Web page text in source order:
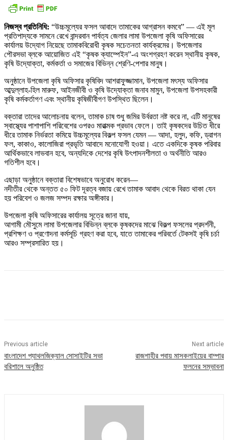
নিজস্ব প্রতিনিধি: “উচ্চমূল্যের ফসল আবাদে তামাকের আগ্রাসন কমবে” — এই মূল
প্রতিপাদ্যকে সামনে রেখে বান্দরবান পার্বত্য জেলার লামা উপজেলা কৃষি অফিসারের
কার্যালয় উদ্যোগ নিয়েছে তামাকবিরোধী কৃষক সচেতনতা কার্যক্রমের। উপজেলার
পৌরসভা ব্লকে আয়োজিত এই “কৃষক ক্যাম্পেইন”-এ অংশগ্রহণ করেন স্থানীয় কৃষক,
কৃষি উদ্যোক্তা, কর্মকর্তা ও সমাজের বিভিন্ন শ্রেণি-পেশার মানুষ।
অনুষ্ঠানে উপজেলা কৃষি অফিসার কৃষিবিদ আশরাফুজ্জামান, উপজেলা মৎস্য অফিসার
আব্দুল্লাহ-হিল মারুফ, আইনজীবী ও কৃষি উদ্যোক্তা জনাব মামুন, উপজেলা উপসহকারী
কৃষি কর্মকর্তাগণ এবং স্থানীয় কৃষিজীবীগণ উপস্থিত ছিলেন।
বক্তারা তাদের আলোচনায় বলেন, তামাক চাষ শুধু জমির উর্বরতা নষ্ট করে না, এটি মানুষের
স্বাস্থ্যের পাশাপাশি পরিবেশের ওপরও মারাত্মক প্রভাব ফেলে। তাই কৃষকদের উচিত ধীরে
ধীরে তামাক নির্ভরতা কমিয়ে উচ্চমূল্যের বিকল্প ফসল যেমন — আদা, হলুদ, কফি, ড্রাগন
ফল, কাকাও, কালোজিরা প্রভৃতি আবাদে মনোযোগী হওয়া। এতে একদিকে কৃষক পরিবার
আর্থিকভাবে লাভবান হবে, অন্যদিকে দেশের কৃষি উৎপাদনশীলতা ও অর্থনীতি আরও
গতিশীল হবে।
এছাড়া অনুষ্ঠানে বক্তারা বিশেষভাবে অনুরোধ করেন—
নদীতীর থেকে অন্তত ৫০ ফিট দূরত্ব বজায় রেখে তামাক আবাদ থেকে বিরত থাকা যেন
হয় পরিবেশ ও জলজ সম্পদ রক্ষার অঙ্গীকার।
উপজেলা কৃষি অফিসারের কার্যালয় সূত্রে জানা যায়,
আগামী মৌসুমে লামা উপজেলার বিভিন্ন ব্লকে কৃষকদের মাঝে বিকল্প ফসলের প্রদর্শনী,
প্রশিক্ষণ ও প্রণোদনা কর্মসূচি গ্রহণ করা হবে, যাতে তামাকের পরিবর্তে টেকসই কৃষি চর্চা
আরও সম্প্রসারিত হয়।
Previous article
বাংলাদেশ প্যাথলজিক্যাল সোসাইটির সভা
বরিশালে অনুষ্ঠিত
Next article
রাজশাহীর পবায় মাসকলাইয়ের বাম্পার
ফলনের সম্ভাবনা